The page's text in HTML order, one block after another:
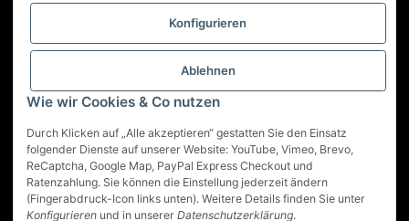
Konfigurieren
Ablehnen
Wie wir Cookies & Co nutzen
Durch Klicken auf „Alle akzeptieren“ gestatten Sie den Einsatz
folgender Dienste auf unserer Website: YouTube, Vimeo, Brevo,
ReCaptcha, Google Map, PayPal Express Checkout und
Ratenzahlung. Sie können die Einstellung jederzeit ändern
(Fingerabdruck-Icon links unten). Weitere Details finden Sie unter
Konfigurieren und in unserer Datenschutzerklärung.
Gesetzliche Informationen
Service
Vertrag widerrufen
* Alle Preise inkl. gesetzlicher USt., zzgl. Versand